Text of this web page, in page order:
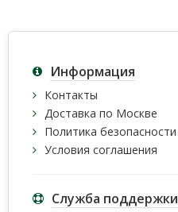
Информация
Контакты
Доставка по Москве
Политика безопасности
Условия соглашения
Служба поддержки